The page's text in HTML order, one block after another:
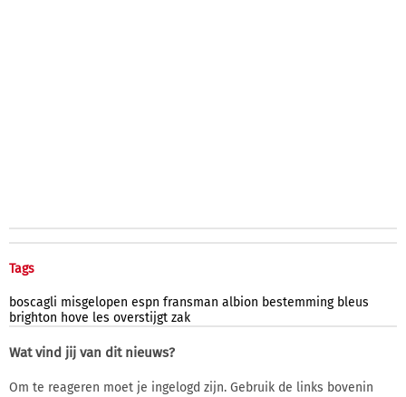
Tags
boscagli misgelopen espn fransman albion bestemming bleus
brighton hove les overstijgt zak
Wat vind jij van dit nieuws?
Om te reageren moet je ingelogd zijn. Gebruik de links bovenin